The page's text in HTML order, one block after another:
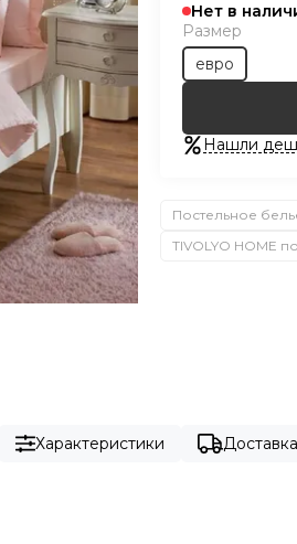
Нет в
Размер
евро
Нашли
Постельное
TIVOLYO HOME
Характеристики Доставка